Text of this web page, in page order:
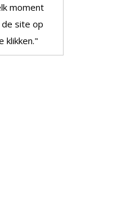
moment
site op
klikken."